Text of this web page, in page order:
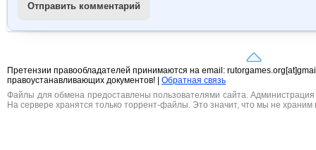
Отправить комментарий
Претензии правообладателей принимаются на email:
правоустанавливающих документов! |
Обратная связь
Файлы для обмена предоставлены пользователями сайта. Администрация
На сервере хранятся только торрент-файлы. Это значит, что мы не